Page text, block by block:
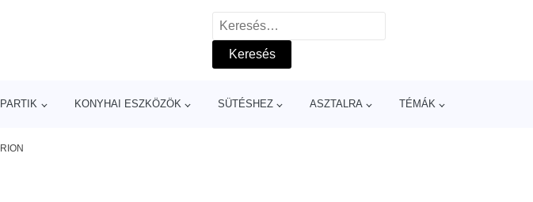
Keresés:
KONYHAI ESZKÖZÖK SÜTÉSHEZ ASZTALRA TÉMÁK